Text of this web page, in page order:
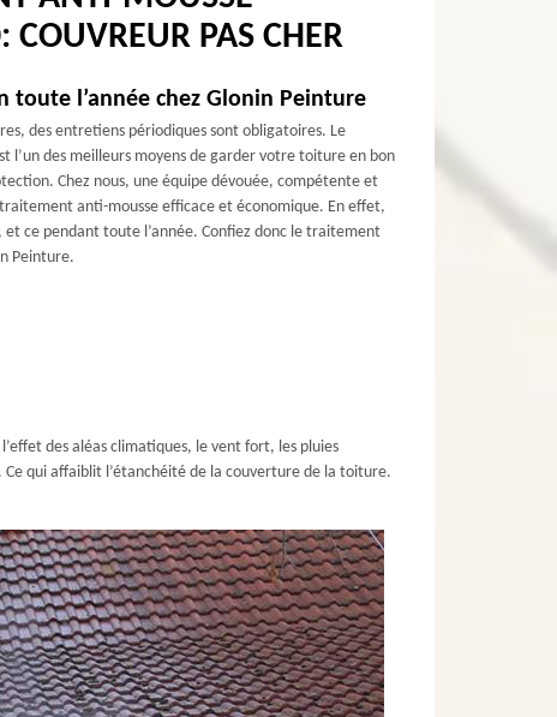
PAS CHER
l’année chez Glonin Peinture
des entretiens périodiques sont obligatoires. Le
des meilleurs moyens de garder votre toiture en bon
Chez nous, une équipe dévouée, compétente et
anti-mousse efficace et économique. En effet,
ce pendant toute l’année. Confiez donc le traitement
Peinture.
des aléas climatiques, le vent fort, les pluies
qui affaiblit l’étanchéité de la couverture de la toiture.